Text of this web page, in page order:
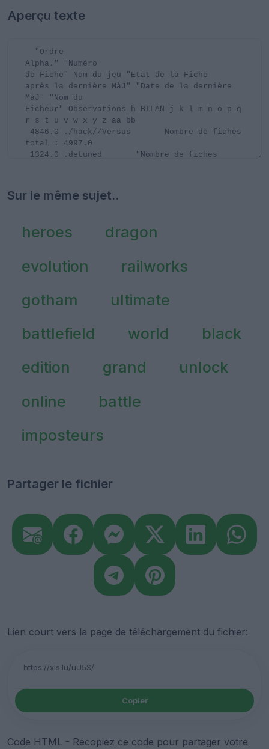
Aperçu texte
Sur le même sujet..
heroes
dragon
evolution
railworks
gotham
ultimate
battlefield
world
black
edition
grand
unlock
online
battle
imposteurs
Partager le fichier
Lien court vers la page de téléchargement du fichier:
Copier
Code HTML - Recopiez ce code pour partager votre